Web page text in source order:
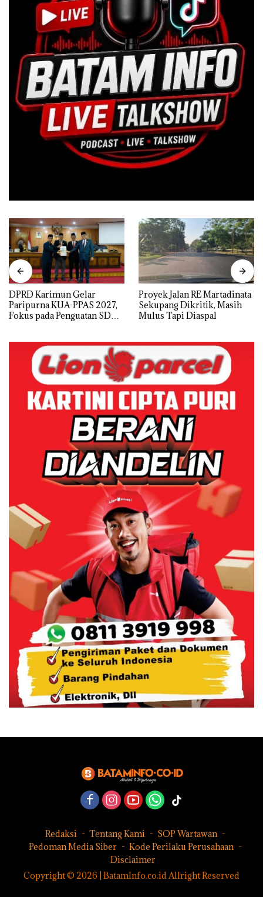
DPRD Karimun Gelar
Paripurna KUA-PPAS 2027,
Fokus pada Penguatan SDM,
Proyek Jalan RE Martadinata
Sekupang Dikritik, Masih
Mulus Tapi Diaspal
Redaksi Tentang Kami
SOP Wartawan
Pedoman Media Siber
Kode Perilaku Perusahaan
Disclaimer
Copyright © 2026 | BatamInfo.co.id Allright Reserved